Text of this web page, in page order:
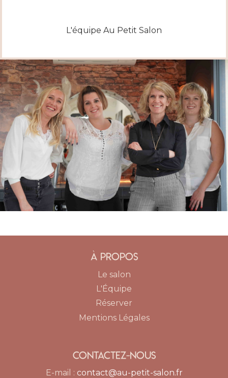
L'équipe Au Petit Salon
À propos
Le salon
L'Équipe
Réserver
Mentions Légales
Contactez-nous
E-mail : contact@au-petit-salon.fr